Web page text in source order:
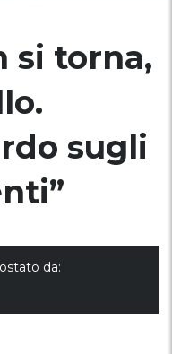
si torna,
sugli
da: